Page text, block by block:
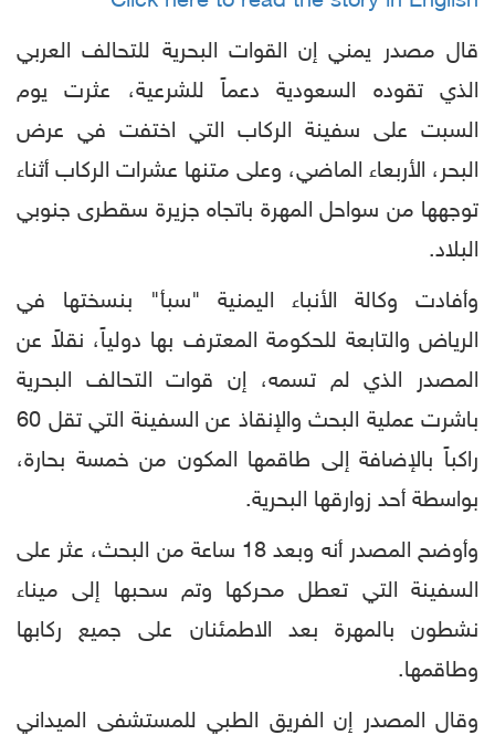
قال مصدر يمني إن القوات البحرية للتحالف العربي
الذي تقوده السعودية دعماً للشرعية، عثرت يوم
السبت على سفينة الركاب التي اختفت في عرض
البحر، الأربعاء الماضي، وعلى متنها عشرات الركاب أثناء
توجهها من سواحل المهرة باتجاه جزيرة سقطرى جنوبي
البلاد.
وأفادت وكالة الأنباء اليمنية "سبأ" بنسختها في
الرياض والتابعة للحكومة المعترف بها دولياً، نقلاً عن
المصدر الذي لم تسمه، إن قوات التحالف البحرية
باشرت عملية البحث والإنقاذ عن السفينة التي تقل 60
راكباً بالإضافة إلى طاقمها المكون من خمسة بحارة،
بواسطة أحد زوارقها البحرية.
وأوضح المصدر أنه وبعد 18 ساعة من البحث، عثر على
السفينة التي تعطل محركها وتم سحبها إلى ميناء
نشطون بالمهرة بعد الاطمئنان على جميع ركابها
وطاقمها.
وقال المصدر إن الفريق الطبي للمستشفى الميداني